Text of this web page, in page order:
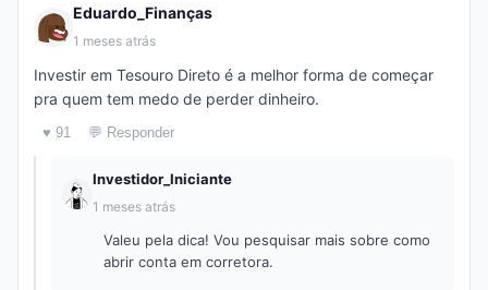
Eduardo_Finanças
1 meses atrás
Investir em Tesouro Direto é a melhor forma de começar
pra quem tem medo de perder dinheiro.
♥ 91 💬 Responder
Investidor_Iniciante
1 meses atrás
Valeu pela dica! Vou pesquisar mais sobre como
abrir conta em corretora.